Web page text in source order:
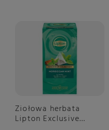
Ziołowa herbata
Lipton Exclusive